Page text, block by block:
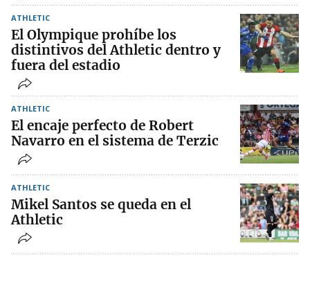
ATHLETIC
El Olympique prohíbe los
distintivos del Athletic dentro y
fuera del estadio
ATHLETIC
El encaje perfecto de Robert
Navarro en el sistema de Terzic
ATHLETIC
Mikel Santos se queda en el
Athletic